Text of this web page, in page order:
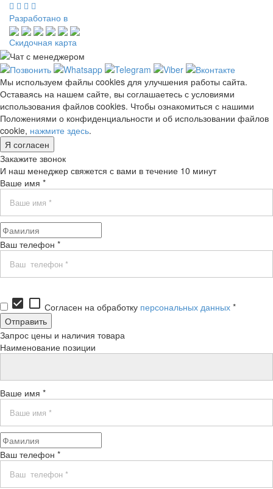
Разработано в
Скидочная карта
Мы используем файлы cookies для улучшения работы сайта.
Оставаясь на нашем сайте, вы соглашаетесь с условиями
использования файлов cookies. Чтобы ознакомиться с нашими
Положениями о конфиденциальности и об использовании файлов
cookie, нажмите здесь.
Я согласен
Закажите звонок
И наш менеджер свяжется с вами в течение 10 минут
Ваше имя *
Ваш телефон *
check_box check_box_outline_blank Согласен на обработку персональных данных *
Запрос цены и наличия товара
Наименование позиции
Ваше имя *
Ваш телефон *